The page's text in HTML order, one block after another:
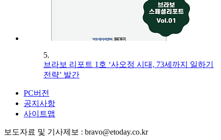
5.
브라보 리포트 1호 ‘사오정 시대, 73세까지 일하기
전략’ 발간
PC버전
공지사항
사이트맵
보도자료 및 기사제보 : bravo@etoday.co.kr